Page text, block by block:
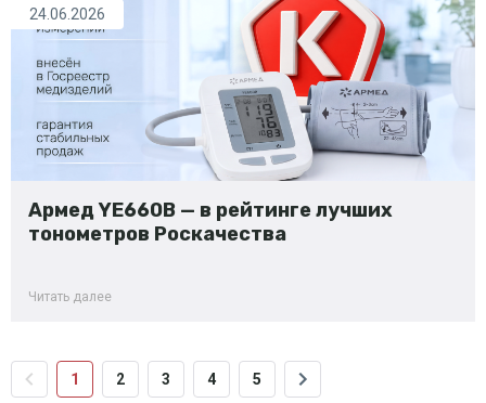
Армед YE660B — в рейтинге лучших
тонометров Роскачества
Читать далее
24.06.2026
1 2 3 4 5